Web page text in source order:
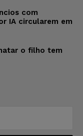
com
IA circularem em
o filho tem